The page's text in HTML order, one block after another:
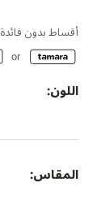
أقساط بدون فائدة
اللون:
المقاس: